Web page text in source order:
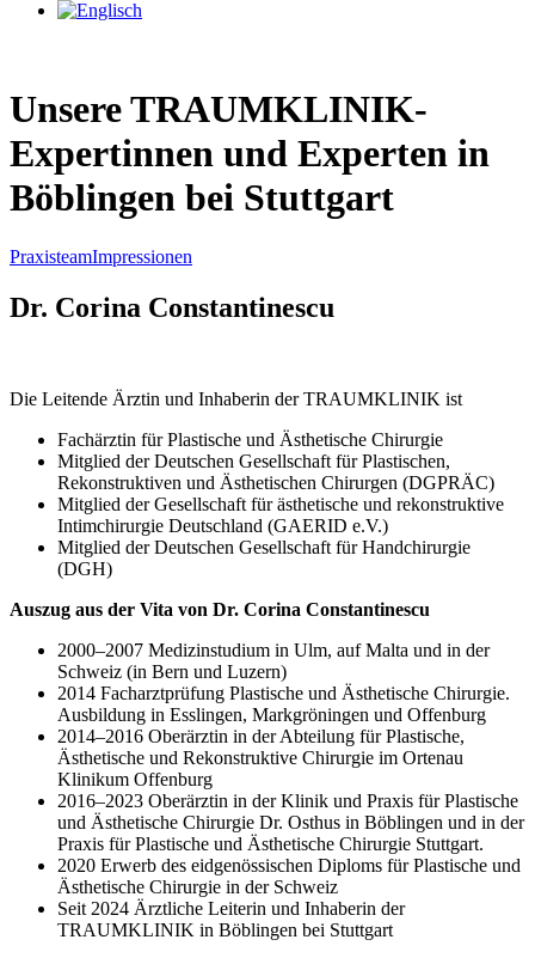
Unsere TRAUMKLINIK-
Expertinnen und Experten in
Böblingen bei Stuttgart
PraxisteamImpressionen
Dr. Corina Constantinescu
Die Leitende Ärztin und Inhaberin der TRAUMKLINIK ist
Fachärztin für Plastische und Ästhetische Chirurgie
Mitglied der Deutschen Gesellschaft für Plastischen,
Rekonstruktiven und Ästhetischen Chirurgen (DGPRÄC)
Mitglied der Gesellschaft für ästhetische und rekonstruktive
Intimchirurgie Deutschland (GAERID e.V.)
Mitglied der Deutschen Gesellschaft für Handchirurgie
(DGH)
Auszug aus der Vita von Dr. Corina Constantinescu
2000–2007 Medizinstudium in Ulm, auf Malta und in der
Schweiz (in Bern und Luzern)
2014 Facharztprüfung Plastische und Ästhetische Chirurgie.
Ausbildung in Esslingen, Markgröningen und Offenburg
2014–2016 Oberärztin in der Abteilung für Plastische,
Ästhetische und Rekonstruktive Chirurgie im Ortenau
Klinikum Offenburg
2016–2023 Oberärztin in der Klinik und Praxis für Plastische
und Ästhetische Chirurgie Dr. Osthus in Böblingen und in der
Praxis für Plastische und Ästhetische Chirurgie Stuttgart.
2020 Erwerb des eidgenössischen Diploms für Plastische und
Ästhetische Chirurgie in der Schweiz
Seit 2024 Ärztliche Leiterin und Inhaberin der
TRAUMKLINIK in Böblingen bei Stuttgart